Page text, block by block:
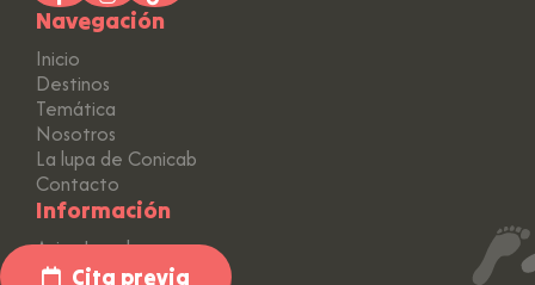
Navegación
Inicio
Destinos
Temática
Nosotros
La lupa de Conicab
Contacto
Información
Aviso Legal
Política de Privacidad
Cita previa